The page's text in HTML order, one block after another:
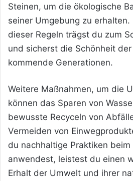
Steinen, um die ökologische
seiner Umgebung zu erhalten.
dieser Regeln trägst du zum
und sicherst die Schönheit
kommende Generationen.
Weitere Maßnahmen, um die
können das Sparen von
bewusste Recyceln von
Vermeiden von
du nachhaltige Praktiken beim
anwendest, leistest du einen
Erhalt der Umwelt und ihrer